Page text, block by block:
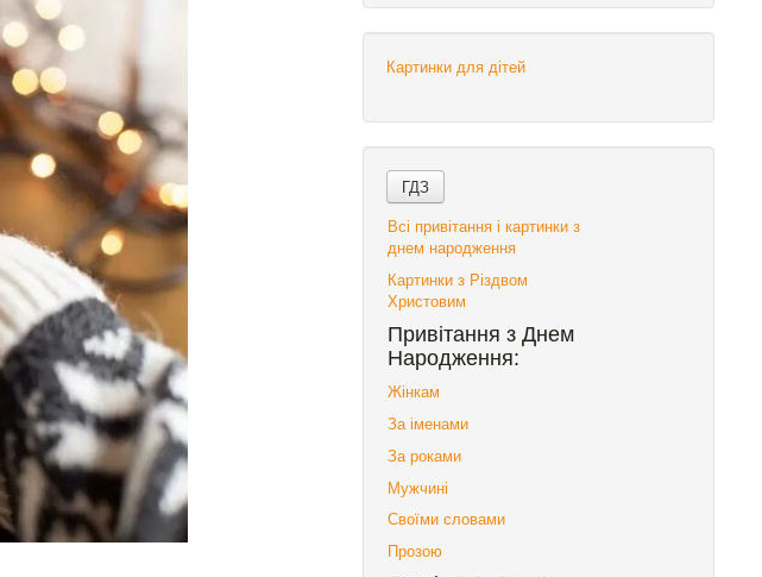
Картинки для дітей
Всі привітання і картинки з
днем народження
Картинки з Різдвом
Христовим
Привітання з Днем
Народження:
Жінкам
За іменами
За роками
Мужчині
Своїми словами
Прозою